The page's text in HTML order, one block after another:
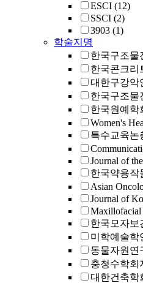
ESCI (12)
SSCI (2)
3903 (1)
학술지명
한국구조물
한국콘크리
대한구강악
한국구조물
한국원예학
Women's
특수교육논
Journal of
한국약용작
Asian
Journal of
Maxillofacial
한국모자보
미학예술학
동물자원연
충청수학회
대한건축학